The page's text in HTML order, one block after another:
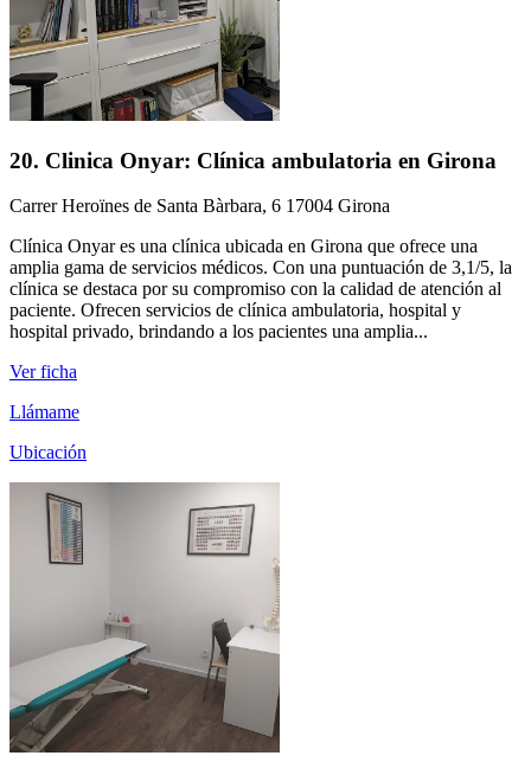
20. Clinica Onyar: Clínica ambulatoria en Girona
Carrer Heroïnes de Santa Bàrbara, 6 17004 Girona
Clínica Onyar es una clínica ubicada en Girona que ofrece una
amplia gama de servicios médicos. Con una puntuación de 3,1/5, la
clínica se destaca por su compromiso con la calidad de atención al
paciente. Ofrecen servicios de clínica ambulatoria, hospital y
hospital privado, brindando a los pacientes una amplia...
Ver ficha
Llámame
Ubicación